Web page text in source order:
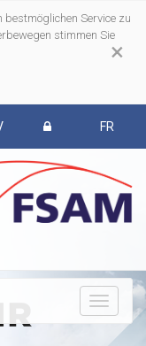
×
bestmöglichen Service zu
stimmen Sie
FR